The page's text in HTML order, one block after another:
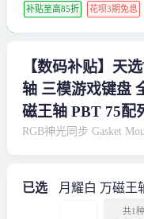
补贴至高85折 花呗3期免息
【数码补贴】天
轴 三模游戏键盘 全键
磁王轴 PBT 75配
RGB神光同步 Gasket
已选 月耀白 万磁王
共1种